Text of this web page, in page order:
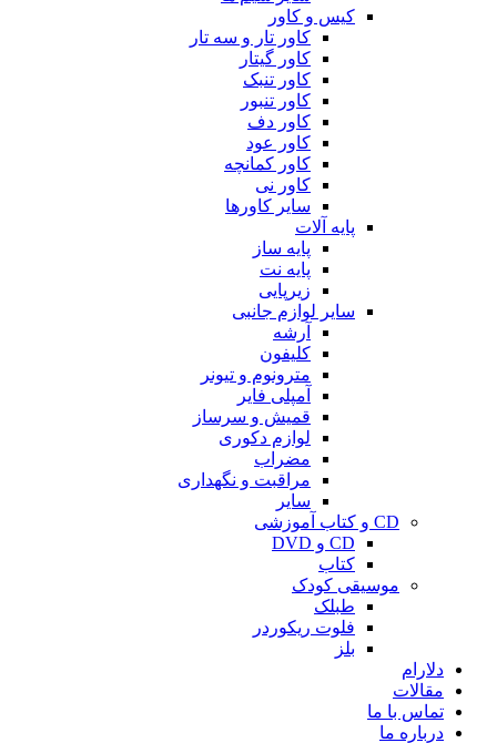
کیس و کاور
کاور تار و سه تار
کاور گیتار
کاور تنبک
کاور تنبور
کاور دف
کاور عود
کاور کمانچه
کاور نی
سایر کاورها
پایه آلات
پایه ساز
پایه نت
زیرپایی
سایر لوازم جانبی
آرشه
کلیفون
مترونوم و تیونر
آمپلی فایر
قمیش و سرساز
لوازم دکوری
مضراب
مراقبت و نگهداری
سایر
CD و کتاب آموزشی
CD و DVD
کتاب
موسیقی کودک
طبلک
فلوت ریکوردر
بلز
دلارام
مقالات
تماس با ما
درباره ما